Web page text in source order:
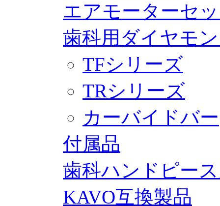
エアモーターセ
歯科用ダイヤモ
TFシリーズ
TRシリーズ
カーバイドバー
付属品
歯科ハンドピー
KAVO互換製品